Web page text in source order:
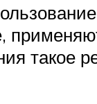
такое